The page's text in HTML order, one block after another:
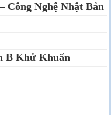
Công Nghệ Nhật Bản
B Khử Khuẩn